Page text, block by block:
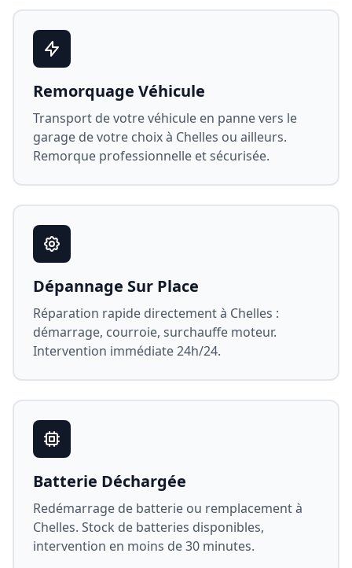
Remorquage Véhicule
Transport de votre véhicule en panne vers le
garage de votre choix à Chelles ou ailleurs.
Remorque professionnelle et sécurisée.
Dépannage Sur Place
Réparation rapide directement à Chelles :
démarrage, courroie, surchauffe moteur.
Intervention immédiate 24h/24.
Batterie Déchargée
Redémarrage de batterie ou remplacement à
Chelles. Stock de batteries disponibles,
intervention en moins de 30 minutes.